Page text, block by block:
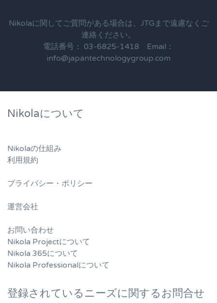
Nikolaに関してご質問がある場合は、JTGまで遠慮なくご
連絡ください。
電話番号： 03-6825-1418 Email：
info@japantechnologygroup.com
Nikolaについて
Nikolaの仕組み
利用規約
プライバシー・ポリシー
運営会社
お問い合わせ
Nikola Projectについて
Nikola 365について
Nikola Professionalについて
登録されているニーズに関するお問合せ